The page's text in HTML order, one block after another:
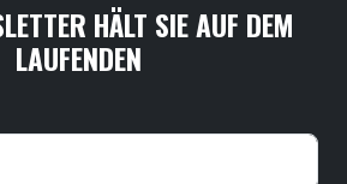
HÄLT SIE AUF DEM
LAUFENDEN